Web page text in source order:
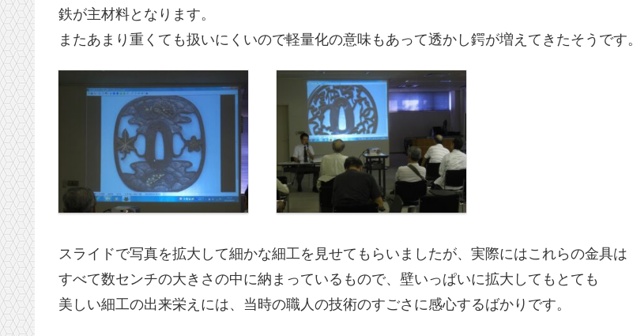
鉄が主材料となります。
またあまり重くても扱いにくいので軽量化の意味もあって透かし鍔が増えてきたそうです。
スライドで写真を拡大して細かな細工を見せてもらいましたが、実際にはこれらの金具は
すべて数センチの大きさの中に納まっているもので、壁いっぱいに拡大してもとても
美しい細工の出来栄えには、当時の職人の技術のすごさに感心するばかりです。